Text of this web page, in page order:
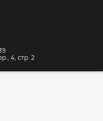
4, стр. 2